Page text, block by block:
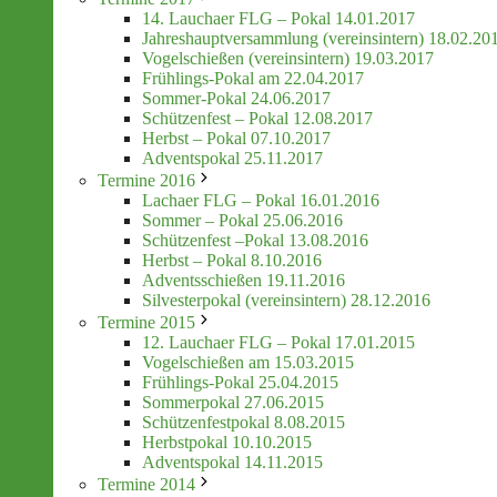
14. Lauchaer FLG – Pokal 14.01.2017
Jahreshauptversammlung (vereinsintern)
Vogelschießen (vereinsintern) 19.03.2017
Frühlings-Pokal am 22.04.2017
Sommer-Pokal 24.06.2017
Schützenfest – Pokal 12.08.2017
Herbst – Pokal 07.10.2017
Adventspokal 25.11.2017
Termine 2016
Lachaer FLG – Pokal 16.01.2016
Sommer – Pokal 25.06.2016
Schützenfest –Pokal 13.08.2016
Herbst – Pokal 8.10.2016
Adventsschießen 19.11.2016
Silvesterpokal (vereinsintern) 28.12.2016
Termine 2015
12. Lauchaer FLG – Pokal 17.01.2015
Vogelschießen am 15.03.2015
Frühlings-Pokal 25.04.2015
Sommerpokal 27.06.2015
Schützenfestpokal 8.08.2015
Herbstpokal 10.10.2015
Adventspokal 14.11.2015
Termine 2014